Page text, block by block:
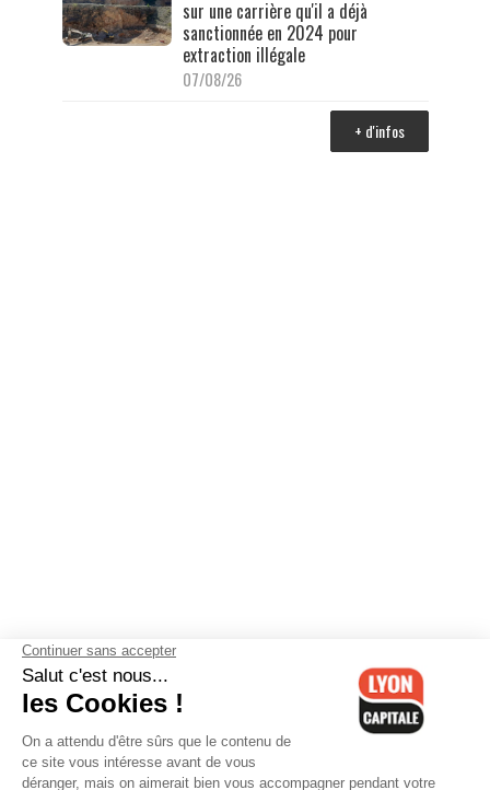
sur une carrière qu'il a déjà
sanctionnée en 2024 pour
extraction illégale
07/08/26
+ d'infos